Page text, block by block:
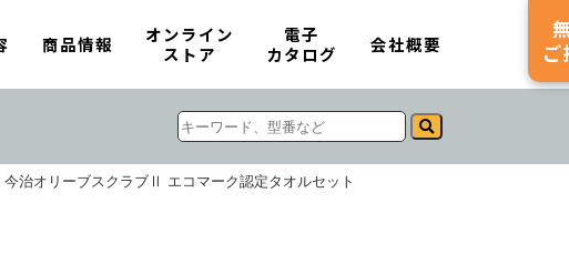
商品情報
オンライン
ストア
電子
カタログ
会社概要
今治オリーブスクラブⅡ エコマーク認定タオルセット